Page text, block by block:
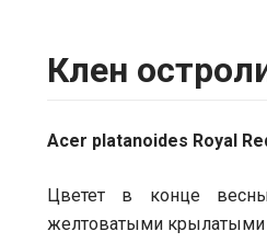
Клен
Acer platanoides Royal
Цветет в конце
желтоватыми крылатыми